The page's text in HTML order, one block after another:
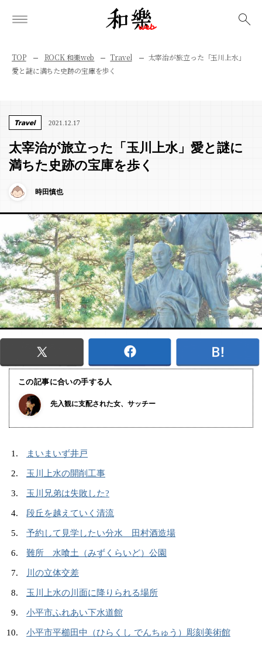
TOP ROCK 和樂web Travel
太宰治が旅立った「玉川上水」
愛と謎に満ちた史跡の宝庫を歩く
Travel 2021.12.17
太宰治が旅立った「玉川上水」愛と謎に
満ちた史跡の宝庫を歩く
時田慎也
この記事に合いの手する人
先入観に支配された女、サッチー
まいまいず井戸
玉川上水の開削工事
玉川兄弟は失敗した?
段丘を越えていく清流
予約して見学したい分水 田村酒造場
難所 水喰土（みずくらいど）公園
川の立体交差
玉川上水の川面に降りられる場所
小平市ふれあい下水道館
小平市平櫛田中（ひらくし でんちゅう）彫刻美術館